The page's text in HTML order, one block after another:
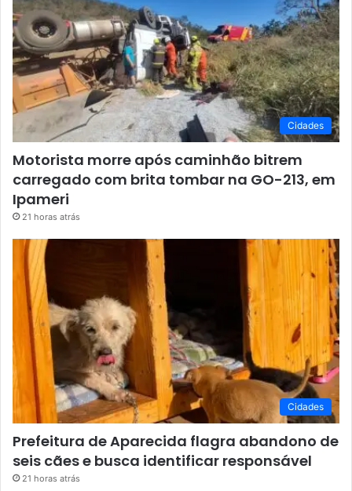
Cidades
Motorista morre após caminhão bitrem
carregado com brita tombar na GO-213, em
Ipameri
21 horas atrás
Cidades
Prefeitura de Aparecida flagra abandono de
seis cães e busca identificar responsável
21 horas atrás